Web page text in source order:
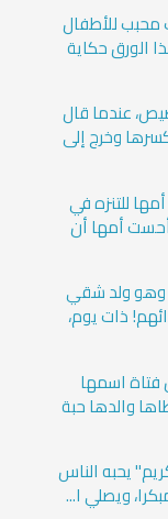
محبب للأطفال
الورق حكاية
عندما قال
وخرج إلى
للتنزه في
أحست أمها أن
وهو ولد شقي
ذات يوم،
اسمها
والدها حبة
يحبه الناس
ويصلي ا...